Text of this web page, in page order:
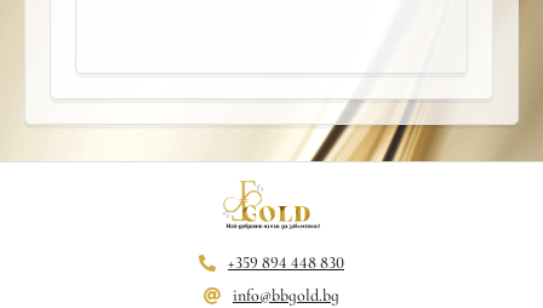
+359 894 448 830
info@bbgold.bg